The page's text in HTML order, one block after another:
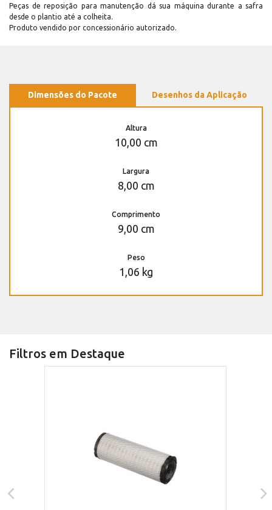
Peças de reposição para manutenção dá sua máquina durante a safra
desde o plantio até a colheita.
Produto vendido por concessionário autorizado.
Dimensões do Pacote Desenhos da Aplicação
Altura
10,00 cm
Largura
8,00 cm
Comprimento
9,00 cm
Peso
1,06 kg
Filtros em Destaque